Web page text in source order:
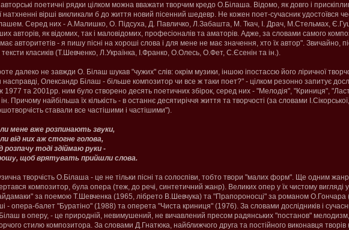
авторські поетичні рядки цілком можна вважати творчим кредо О.Білаша. Відомо, як довго і
натхненні вірші викликали б до життя новий пісенний шедевр. Не кожен поет-сучасник удостоївся
Серед них - А.Малишко, О. Підсуха, Д. Павличко, Л.Забашта, М. Ткач, І. Драч, М.Стельмах,
авторів, як відомих, так і маловідомих, професіоналів та аматорів. Адже, за словами самого
авторитетів - я пишу пісні на хороші слова і для мене не має значення, хто їх автор". Звичайно,
класиків (Т.Шевченко, Л.Українка, І.Франко, О.Олесь, О.Фет, С.Єсенін та ін.).
далеко не завжди О. Білаш шукав "чужих" слів: окрім музики, іншою іпостассю його ліричної
насправді, Олександр Білаш - більше композитор чи все ж таки поет?" - цілком резонно запитує
1977 та 2001рр. ним було створено десять поетичних збірок, серед них - "Мелодія", "Криниця",
Причому найбільша їх кількість - в останнє десятиріччя життя та творчості (за словами
ставали все частішими і частішими").
мене вже розпинають звуки,
від них аж стогне голова,
розпачу тоді здіймаю руки -
щоб врятувать прийшли слова.
творчість О.Білаша - це не тільки пісні та солоспіви, тобто твори "малих форм". Ще одним
композитор, була опера (теж, до речі, синтетичний жанр). Великих опер у їх чистому вигляді
за поемою Т.Шевченка (1965, лібрето В.Шевчука) та "Прапороносці" за романом О.Гончара
- опера-балет "Буратіно" (1988) та оперета "Чиста криниця" (1976). За словами дослідників і
в оперу, - це природній, невимушений, не вичавлений пресом радянських "постанов"
стилю композитора. За словами Д.Гнатюка, найближчого друга та постійного виконавця